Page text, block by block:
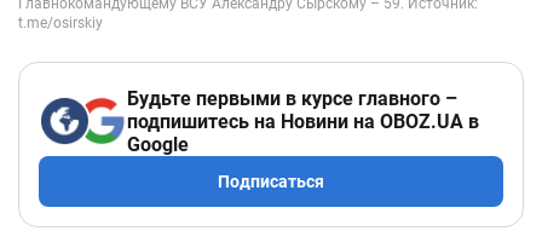
Будьте первыми в курсе главного –
подпишитесь на Новини на OBOZ.UA в
Google
Подписаться